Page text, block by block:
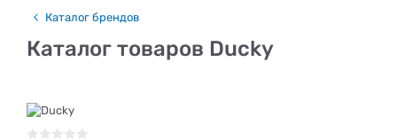
Каталог брендов
Каталог товаров Ducky